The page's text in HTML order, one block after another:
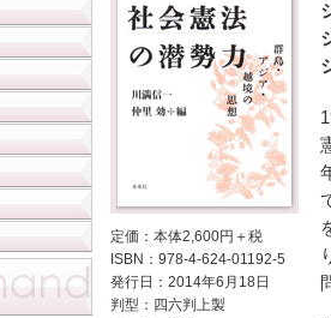
定価：本体2,600円＋税
ISBN：978-4-624-01192-5
発行日：2014年6月18日
判型：四六判上製